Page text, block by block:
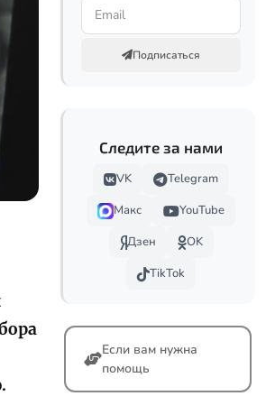
Подписаться
Следите за нами
VK
Telegram
Макс
YouTube
Дзен
OK
TikTok
Если вам нужна
помощь